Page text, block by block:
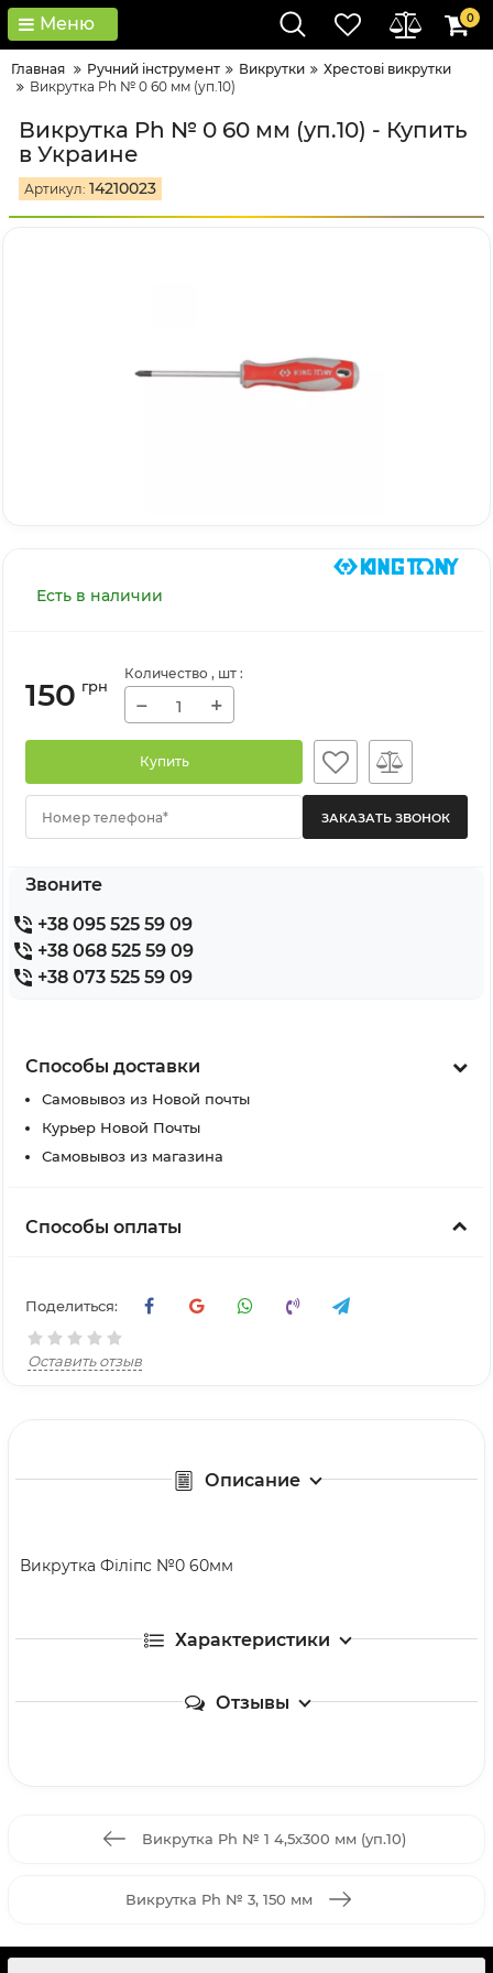
Меню 0
Главная Ручний інструмент Викрутки
Хрестові викрутки
Викрутка Ph № 0 60 мм (уп.10)
Викрутка Ph № 0 60 мм (уп.10) - Купить
в Украине
Артикул: 14210023
Есть в наличии
150 грн
Количество , шт :
− +
Купить
Номер телефона*
Звоните
+38 095 525 59 09
+38 068 525 59 09
+38 073 525 59 09
Способы доставки
Самовывоз из Новой почты
Курьер Новой Почты
Самовывоз из магазина
Способы оплаты
Поделиться:
Оставить отзыв
Описание
Викрутка Філіпс №0 60мм
Характеристики
Отзывы
Викрутка Ph № 1 4,5х300 мм (уп.10)
Викрутка Ph № 3, 150 мм